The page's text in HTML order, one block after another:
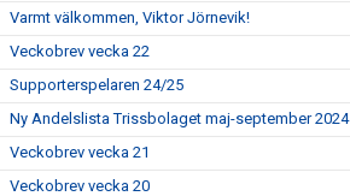
Varmt välkommen, Viktor Jörnevik!
Veckobrev vecka 22
Supporterspelaren 24/25
Ny Andelslista Trissbolaget maj-september 2024
Veckobrev vecka 21
Veckobrev vecka 20